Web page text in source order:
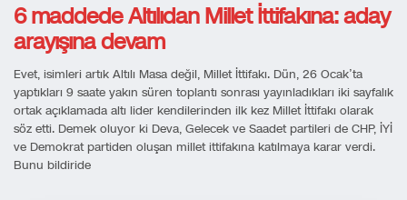
6 maddede Altılıdan Millet İttifakına: aday
arayışına devam
Evet, isimleri artık Altılı Masa değil, Millet İttifakı. Dün, 26 Ocak’ta
yaptıkları 9 saate yakın süren toplantı sonrası yayınladıkları iki sayfalık
ortak açıklamada altı lider kendilerinden ilk kez Millet İttifakı olarak
söz etti. Demek oluyor ki Deva, Gelecek ve Saadet partileri de CHP, İYİ
ve Demokrat partiden oluşan millet ittifakına katılmaya karar verdi.
Bunu bildiride